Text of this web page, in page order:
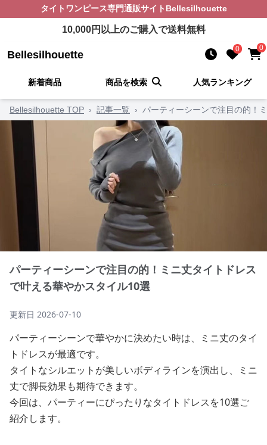
タイトワンピース専門通販サイト Bellesilhouette
10,000円以上のご購入で送料無料
Bellesilhouette 0 0
新着商品 商品を検索 人気ランキング
Bellesilhouette TOP › 記事一覧 › パーティーシーンで注目の的！
パーティーシーンで注目の的！ミニ丈タイトドレス
で叶える華やかスタイル10選
更新日 2026-07-10
パーティーシーンで華やかに決めたい時は、ミニ丈のタイ
トドレスが最適です。
タイトなシルエットが美しいボディラインを演出し、ミニ
丈で脚長効果も期待できます。
今回は、パーティーにぴったりなタイトドレスを10選ご
紹介します。